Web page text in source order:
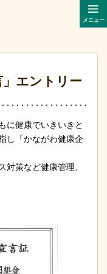
メニュー
」エントリー
に健康でいきいきと
し「かながわ健康企
対策など健康管理、